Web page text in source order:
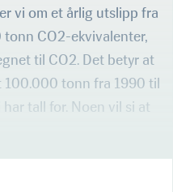
vi om et årlig utslipp fra
CO2-ekvivalenter,
til CO2. Det betyr at
100.000 tonn fra 1990 til
tall for. Noen vil si at